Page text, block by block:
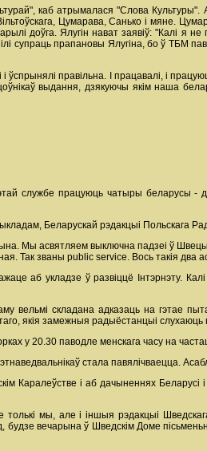
каб атрымалася "Слова
Цумарава, Санько і мяне.
доўга. Ялугін нават заявіў: "Калі
супраць прапановы Ялугіна, бо ў ТБМ
правільна. І працавалі, і
выдання, дзякуючы якім наша
службе працуюць чатыры беларусы -
Беларускай рэдакцыі Польскага
Мы асвятляем выключна падзеі ў
Так званы public service. Вось такія два
аб укладзе ў развіццё Інтэрнэту.
вельмі складана адказаць на гэтае
якія замежныя радыёстанцыі слухаюць
у 20.30 паводле менскага часу на
стала павялічваецца.
Каралеўстве і аб дачыненнях
мы, але і іншыя рэдакцыі
вечарына ў Шведскім Доме